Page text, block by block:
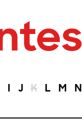
I J K L M N